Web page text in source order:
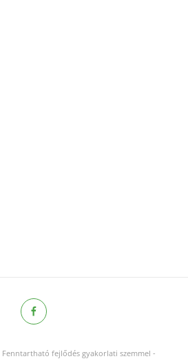
Fenntartható fejlődés gyakorlati szemmel -